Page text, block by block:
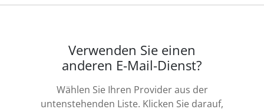
Verwenden Sie einen
anderen E-Mail-Dienst?
Wählen Sie Ihren Provider aus der
untenstehenden Liste. Klicken Sie darauf,